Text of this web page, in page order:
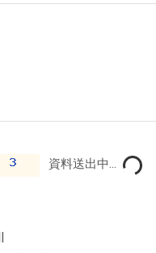
資料送出中...